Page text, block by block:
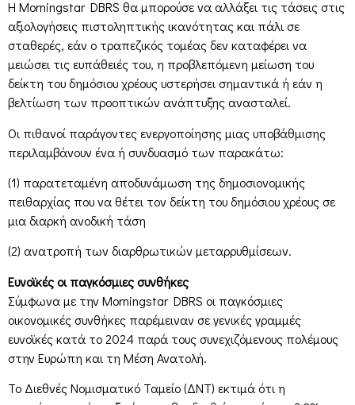
Η Morningstar DBRS θα μπορούσε να αλλάξει τις τάσεις στις
αξιολογήσεις πιστοληπτικής ικανότητας και πάλι σε
σταθερές, εάν ο τραπεζικός τομέας δεν καταφέρει να
μειώσει τις ευπάθειές του, η προβλεπόμενη μείωση του
δείκτη του δημόσιου χρέους υστερήσει σημαντικά ή εάν η
βελτίωση των προοπτικών ανάπτυξης ανασταλεί.
Οι πιθανοί παράγοντες ενεργοποίησης μιας υποβάθμισης
περιλαμβάνουν ένα ή συνδυασμό των παρακάτω:
(1) παρατεταμένη αποδυνάμωση της δημοσιονομικής
πειθαρχίας που να θέτει τον δείκτη του δημόσιου χρέους σε
μια διαρκή ανοδική τάση
(2) ανατροπή των διαρθρωτικών μεταρρυθμίσεων.
Ευνοϊκές οι παγκόσμιες συνθήκες
Σύμφωνα με την Morningstar DBRS οι παγκόσμιες
οικονομικές συνθήκες παρέμειναν σε γενικές γραμμές
ευνοϊκές κατά το 2024 παρά τους συνεχιζόμενους πολέμους
στην Ευρώπη και τη Μέση Ανατολή.
Το Διεθνές Νομισματικό Ταμείο (ΔΝΤ) εκτιμά ότι η